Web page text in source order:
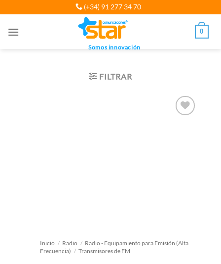
al
(+34) 91 277 34 70
Somos innovación
0
FILTRAR
Inicio / Radio / Radio - Equipamiento para Emisión (Alta
Frecuencia) / Transmisores de FM